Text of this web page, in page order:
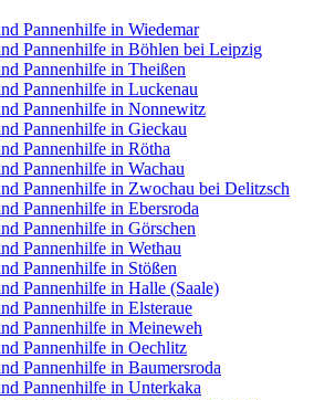
Pannenhilfe in Wiedemar
Pannenhilfe in Böhlen bei Leipzig
Pannenhilfe in Theißen
Pannenhilfe in Luckenau
Pannenhilfe in Nonnewitz
Pannenhilfe in Gieckau
Pannenhilfe in Rötha
Pannenhilfe in Wachau
Pannenhilfe in Zwochau bei Delitzsch
Pannenhilfe in Ebersroda
Pannenhilfe in Görschen
Pannenhilfe in Wethau
Pannenhilfe in Stößen
Pannenhilfe in Halle (Saale)
Pannenhilfe in Elsteraue
Pannenhilfe in Meineweh
Pannenhilfe in Oechlitz
Pannenhilfe in Baumersroda
Pannenhilfe in Unterkaka